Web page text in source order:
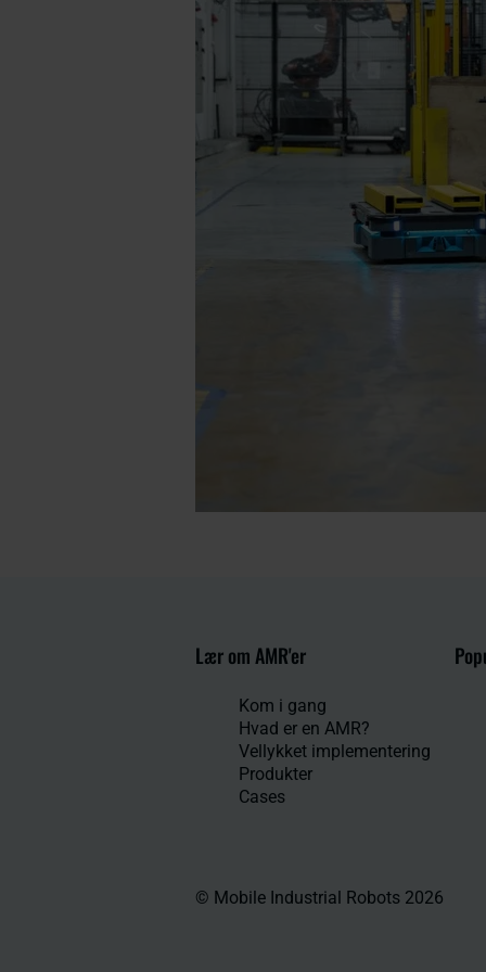
Lær om AMR'er
Kom i gang
Hvad er en AMR?
Vellykket implementering
Produkter
Cases
© Mobile Industrial Robots 2026